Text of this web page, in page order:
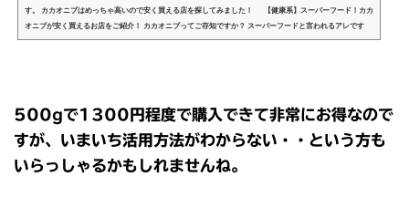
す。 カカオニブはめっちゃ高いので安く買える店を探してみました！ 【健康系】スーパーフード！カカ
オニブが安く買えるお店をご紹介！ カカオニブってご存知ですか？ スーパーフードと言われるアレです
よ、アレ。 カカオマスとココアパウダーとごっちゃになってしまうアレのことです。 上記3つってなんだ
500gで1300円程度で購入できて非常にお得なので
すが、いまいち活用方法がわからない・・という方も
いらっしゃるかもしれませんね。